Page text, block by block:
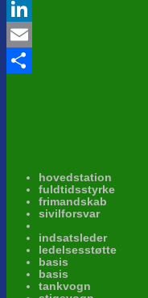
Twitter
LinkedIn
Email
hovedstation
fuldtidsstyrke
frimandskab
sivilforsvar
indsatsleder
ledelsesstøtte
basis
basis
tankvogn